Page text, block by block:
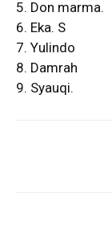
5. Don marma.
6. Eka. S
7. Yulindo
8. Damrah
9. Syauqi.